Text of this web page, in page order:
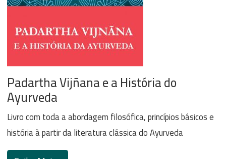
Padartha Vijñana e a História do
Ayurveda
Livro com toda a abordagem filosófica, princípios básicos e
história à partir da literatura clássica do Ayurveda